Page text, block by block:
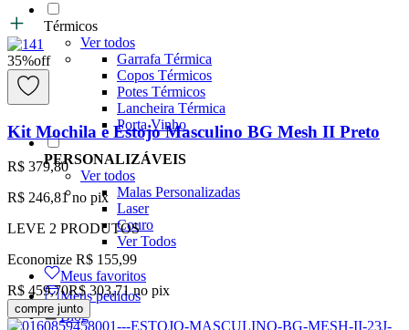
Térmicos
Ver todos
Garrafa Térmica
Copos Térmicos
Potes Térmicos
Lancheira Térmica
Porta Vinho
PERSONALIZÁVEIS
Ver todos
Malas Personalizadas
Laser
Couro
Ver Todos
Meus favoritos
Meus pedidos
Blog
35%off
Kit Mochila e Estojo Masculino BG Mesh II Preto
R$ 379,80
R$ 246,81 no pix
LEVE 2 PRODUTOS
Economize R$ 155,99
R$ 459,70R$ 303,71no pix
compre junto